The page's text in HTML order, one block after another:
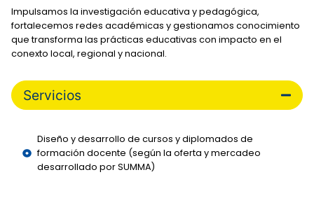
Impulsamos la investigación educativa y pedagógica,
fortalecemos redes académicas y gestionamos conocimiento
que transforma las prácticas educativas con impacto en el
conexto local, regional y nacional.
Servicios
Diseño y desarrollo de cursos y diplomados de
formación docente (según la oferta y mercadeo
desarrollado por SUMMA)